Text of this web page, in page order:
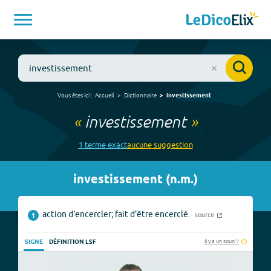
Vous êtes ici : Accueil Dictionnaire investissement
« investissement»
1 termeexactaucunesuggestion
investissement (n.m.)
1 action d'encercler; fait d'être encerclé. source
SIGNE DÉFINITION LSF Il y a un souci ?